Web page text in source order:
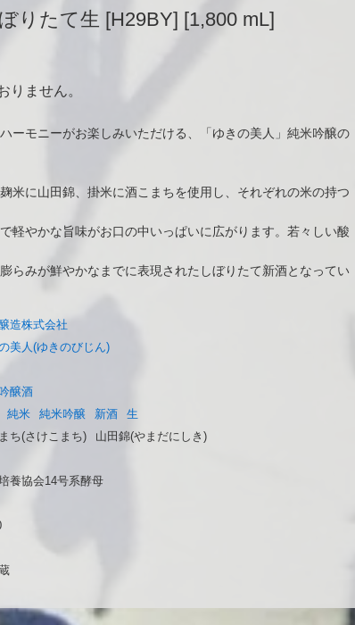
りたて生 [H29BY] [1,800 mL]
りません。
ーモニーがお楽しみいただける、「ゆきの美人」純米吟醸の
米に山田錦、掛米に酒こまちを使用し、それぞれの米の持つ
軽やかな旨味がお口の中いっぱいに広がります。若々しい酸
らみが鮮やかなまでに表現されたしぼりたて新酒となってい
造株式会社
美人(ゆきのびじん)
醸酒
純米 純米吟醸 新酒
生
ち(さけこまち)
山田錦(やまだにしき)
養協会14号系酵母